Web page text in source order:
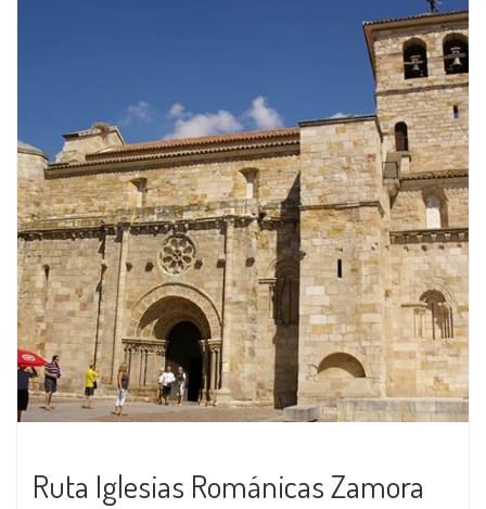
Ruta Iglesias Románicas Zamora